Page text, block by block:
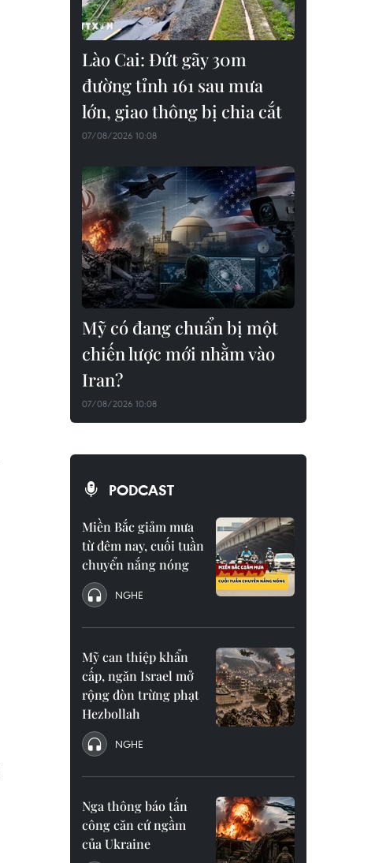
Lào Cai: Đứt gãy 30m
đường tỉnh 161 sau mưa
lớn, giao thông bị chia cắt
07/08/2026 10:08
Mỹ có đang chuẩn bị một
chiến lược mới nhằm vào
Iran?
07/08/2026 10:08
PODCAST
Miền Bắc giảm mưa
từ đêm nay, cuối tuần
chuyển nắng nóng
NGHE
Mỹ can thiệp khẩn
cấp, ngăn Israel mở
rộng đòn trừng phạt
Hezbollah
NGHE
Nga thông báo tấn
công căn cứ ngầm
của Ukraine